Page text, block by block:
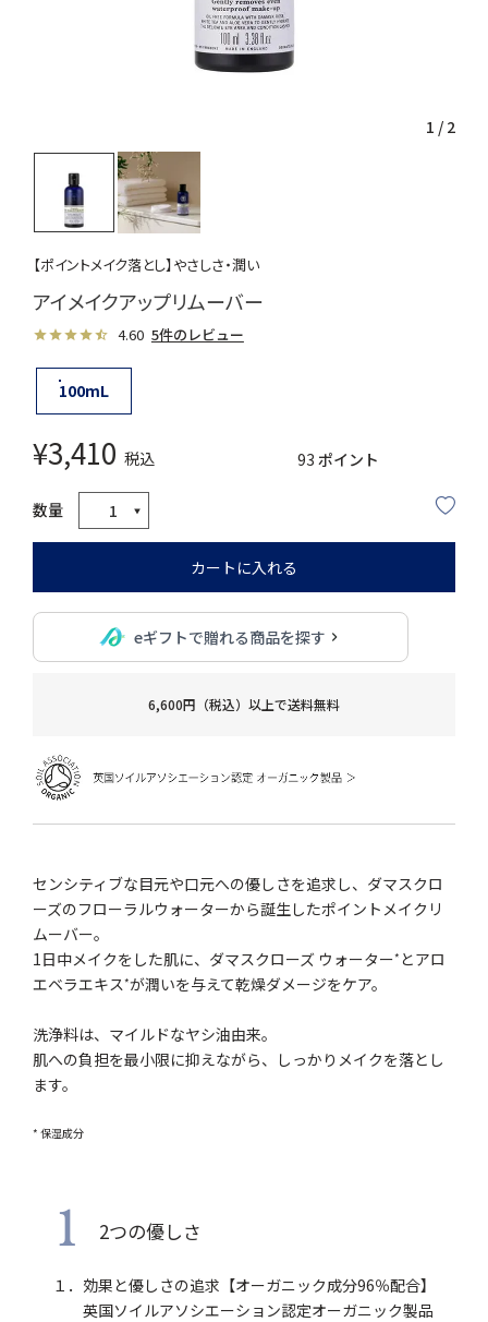
1 / 2
【ポイントメイク落とし】やさしさ・潤い
アイメイクアップリムーバー
4.60 5件のレビュー
100mL
¥3,410 税込 93 ポイント
カートに入れる
eギフトで贈れる商品を探す
6,600円（税込）以上で送料無料
センシティブな目元や口元への優しさを追求し、ダマスクロ
ーズのフローラルウォーターから誕生したポイントメイクリ
ムーバー。
1日中メイクをした肌に、ダマスクローズ ウォーター* とアロ
エベラエキス*が潤いを与えて乾燥ダメージをケア。
洗浄料は、マイルドなヤシ油由来。
肌への負担を最小限に抑えながら、しっかりメイクを落とし
ます。
* 保湿成分
1 2つの優しさ
１．効果と優しさの追求【オーガニック成分96％配合】
英国ソイルアソシエーション認定オーガニック製品